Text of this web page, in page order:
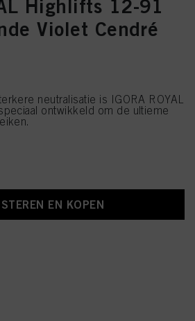
Highlifts 12-91
Violet Cendré
neutralisatie is IGORA ROYAL
ontwikkeld om de ultieme
EN KOPEN